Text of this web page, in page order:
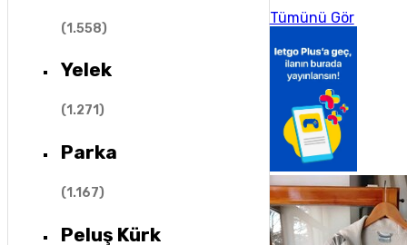
(1.558)
Yelek
(1.271)
Parka
(1.167)
Peluş Kürk
Tümünü Gör